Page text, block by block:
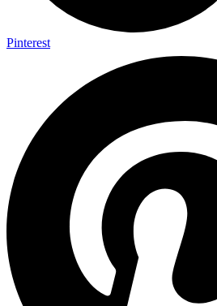
Pinterest